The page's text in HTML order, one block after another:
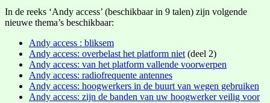
In de reeks ‘Andy access’ (beschikbaar in 9 talen) zijn volgende
nieuwe thema’s beschikbaar:
Andy access : bliksem
Andy access: overbelast het platform niet (deel 2)
Andy access: van het platform vallende voorwerpen
Andy access: radiofrequente antennes
Andy access: hoogwerkers in de buurt van wegen gebruiken
Andy access: zijn de banden van uw hoogwerker veilig voor